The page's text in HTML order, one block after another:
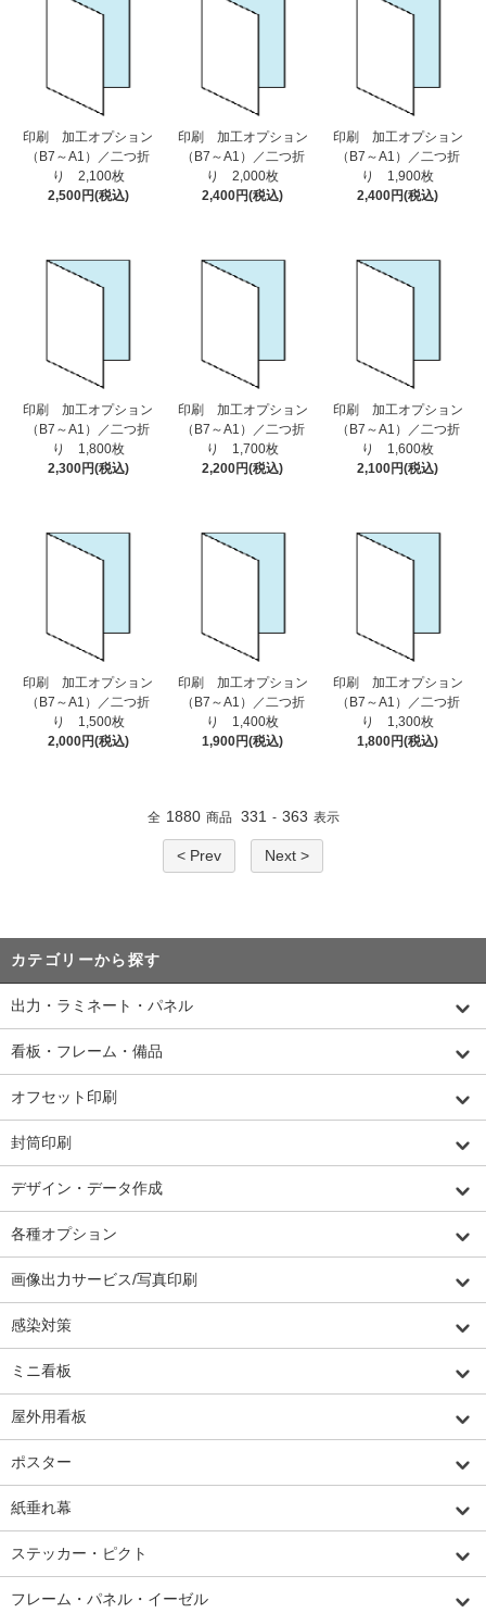
印刷 加工オプション
（B7～A1）／二つ折
り 2,100枚
2,500円(税込)
印刷 加工オプション
（B7～A1）／二つ折
り 2,000枚
2,400円(税込)
印刷 加工オプション
（B7～A1）／二つ折
り 1,900枚
2,400円(税込)
印刷 加工オプション
（B7～A1）／二つ折
り 1,800枚
2,300円(税込)
印刷 加工オプション
（B7～A1）／二つ折
り 1,700枚
2,200円(税込)
印刷 加工オプション
（B7～A1）／二つ折
り 1,600枚
2,100円(税込)
印刷 加工オプション
（B7～A1）／二つ折
り 1,500枚
2,000円(税込)
印刷 加工オプション
（B7～A1）／二つ折
り 1,400枚
1,900円(税込)
印刷 加工オプション
（B7～A1）／二つ折
り 1,300枚
1,800円(税込)
全 1880 商品 331 - 363 表示
< Prev Next >
カテゴリーから探す
出力・ラミネート・パネル
看板・フレーム・備品
オフセット印刷
封筒印刷
デザイン・データ作成
各種オプション
画像出力サービス/写真印刷
感染対策
ミニ看板
屋外用看板
ポスター
紙垂れ幕
ステッカー・ピクト
フレーム・パネル・イーゼル